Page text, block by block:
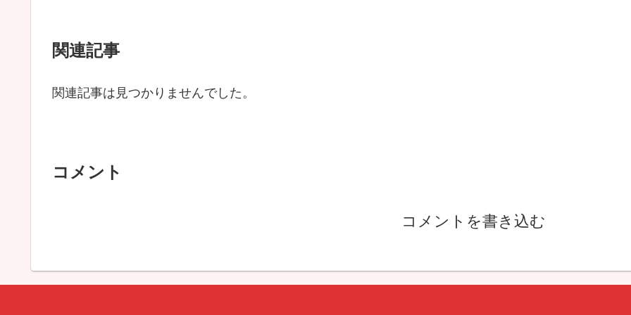
関連記事
関連記事は見つかりませんでした。
コメント
コメントを書き込む